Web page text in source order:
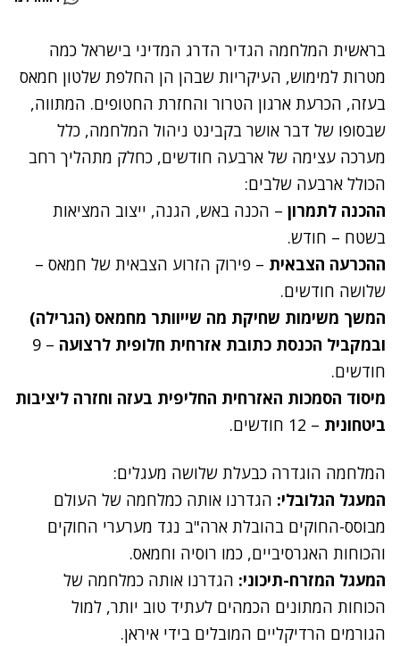
בראשית המלחמה הגדיר הדרג המדיני בישראל כמה
מטרות למימוש, העיקריות שבהן הן החלפת שלטון חמאס
בעזה, הכרעת ארגון הטרור והחזרת החטופים. המתווה,
שבסופו של דבר אושר בקבינט ניהול המלחמה, כלל
מערכה עצימה של ארבעה חודשים, כחלק מתהליך רחב
הכולל ארבעה שלבים:
ההכנה לתמרון – הכנה באש, הגנה, ייצוב המציאות
בשטח – חודש.
ההכרעה הצבאית – פירוק הזרוע הצבאית של חמאס –
שלושה חודשים.
המשך משימות שחיקת מה שייוותר מחמאס (הגרילה)
ובמקביל הכנסת כתובת אזרחית חלופית לרצועה
– 9
חודשים.
מיסוד הסמכות האזרחית החליפית בעזה וחזרה ליציבות
ביטחונית – 12 חודשים.
המלחמה הוגדרה כבעלת שלושה מעגלים:
המעגל הגלובלי: הגדרנו אותה כמלחמה של העולם
מבוסס-החוקים בהובלת ארה"ב נגד מערערי החוקים
והכוחות האגרסיביים, כמו רוסיה וחמאס.
המעגל המזרח-תיכוני: הגדרנו אותה כמלחמה של
הכוחות המתונים הכמהים לעתיד טוב יותר, למול
הגורמים הרדיקליים המובלים בידי איראן.